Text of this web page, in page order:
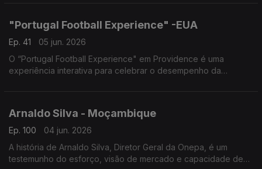
"Portugal Football Experience" -EUA
Ep. 41
05 jun. 2026
O “Portugal Football Experience" em Providence é uma
experiência interativa para celebrar o desempenho da
Arnaldo Silva - Moçambique
Ep. 100
04 jun. 2026
A história de Arnaldo Silva, Diretor Geral da Onepa, é um
testemunho do esforço, visão de mercado e capacidade de